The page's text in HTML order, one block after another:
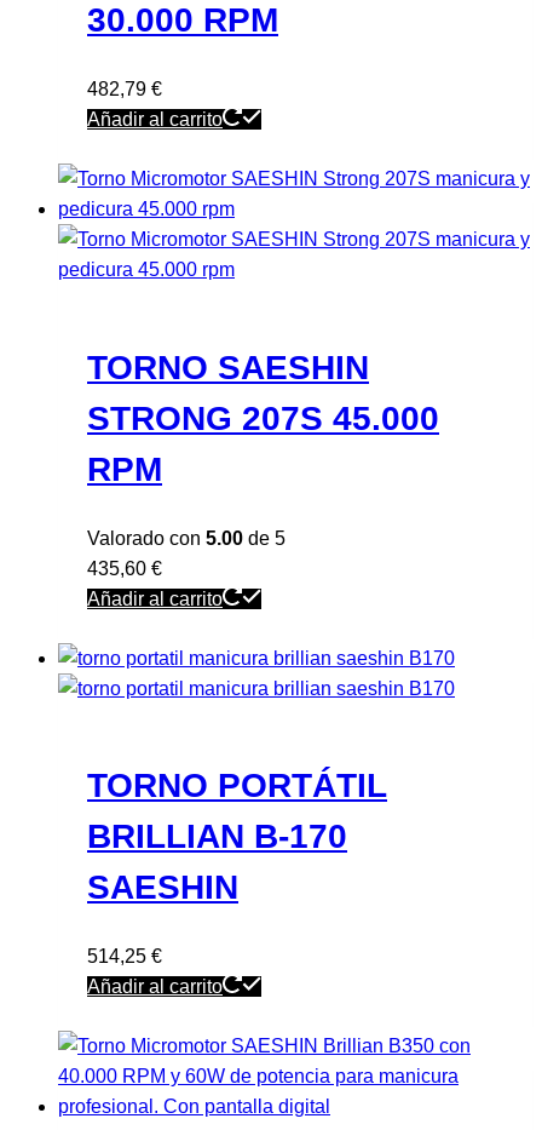
30.000 RPM
482,79 €
Añadir al carrito
TORNO SAESHIN
STRONG 207S 45.000
RPM
Valorado con 5.00 de 5
435,60 €
Añadir al carrito
TORNO PORTÁTIL
BRILLIAN B-170
SAESHIN
514,25 €
Añadir al carrito